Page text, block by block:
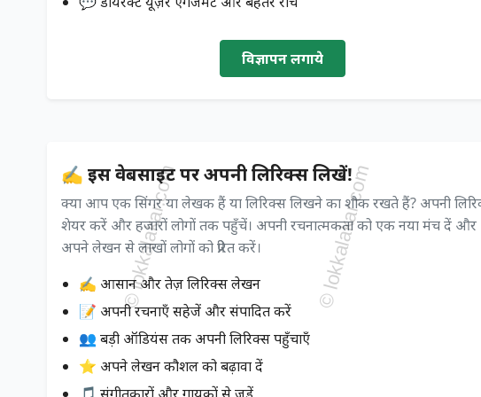
विज्ञापन लगाये
✍️ इस वेबसाइट पर अपनी लिरिक्स लिखें!
क्या आप एक सिंगर या लेखक हैं या लिरिक्स लिखने का शौक रखते हैं? अपनी
शेयर करें और हजारों लोगों तक पहुँचें। अपनी रचनात्मकता को एक नया मंच दें और
अपने लेखन से लाखों लोगों को प्रेरित करें।
✍️ आसान और तेज़ लिरिक्स लेखन
📝 अपनी रचनाएँ सहेजें और संपादित करें
👥 बड़ी ऑडियंस तक अपनी लिरिक्स पहुँचाएँ
⭐ अपने लेखन कौशल को बढ़ावा दें